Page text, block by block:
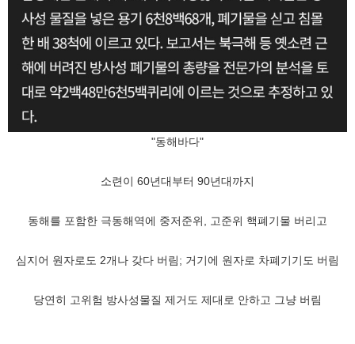
"동해바다"
소련이 60년대부터 90년대까지
동해를 포함한 극동해역에 중저준위, 고준위 핵폐기물 버리고
심지어 원자로도 2개나 갖다 버림; 거기에 원자로 차폐기기도 버림
당연히 고위험 방사성물질 제거도 제대로 안하고 그냥 버림